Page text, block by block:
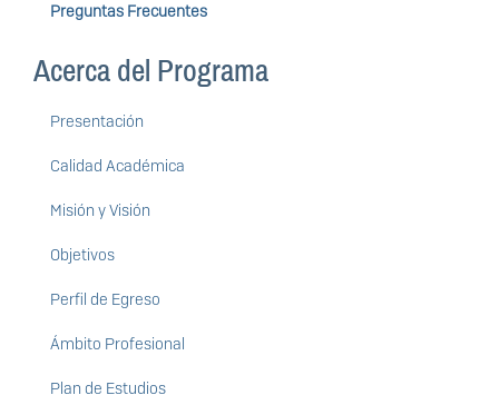
Preguntas Frecuentes
Acerca del Programa
Presentación
Calidad Académica
Misión y Visión
Objetivos
Perfil de Egreso
Ámbito Profesional
Plan de Estudios